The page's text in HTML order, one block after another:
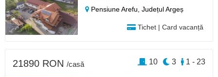
Pensiune Arefu,Județul Argeș
Tichet | Card vacanță
21890 RON /casă 1 - 23
3
10